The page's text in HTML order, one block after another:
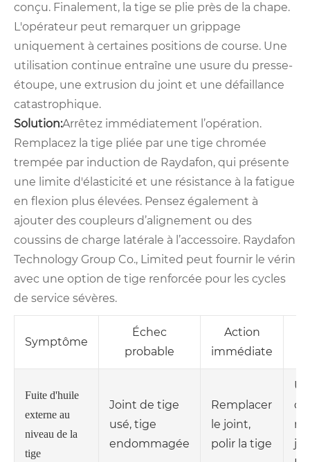
conçu. Finalement, la tige se plie près de la chape.
L'opérateur peut remarquer un grippage
uniquement à certaines positions de course. Une
utilisation continue entraîne une usure du presse-
étoupe, une extrusion du joint et une défaillance
catastrophique.
Solution:Arrêtez immédiatement l’opération.
Remplacez la tige pliée par une tige chromée
trempée par induction de Raydafon, qui présente
une limite d'élasticité et une résistance à la fatigue
en flexion plus élevées. Pensez également à
ajouter des coupleurs d’alignement ou des
coussins de charge latérale à l’accessoire. Raydafon
Technology Group Co., Limited peut fournir le vérin
avec une option de tige renforcée pour les cycles
de service sévères.
Symptôme
Échec
probable
Action
immédiate
Fuite d'huile
externe au
niveau de la
tige
Joint de tige
usé, tige
endommagée
Remplacer
le joint,
polir la tige